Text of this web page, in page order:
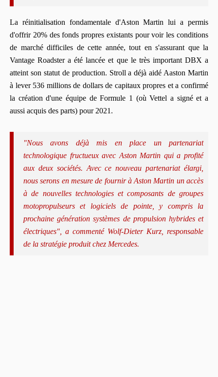
La réinitialisation fondamentale d'Aston Martin lui a permis
d'offrir 20% des fonds propres existants pour voir les conditions
de marché difficiles de cette année, tout en s'assurant que la
Vantage Roadster a été lancée et que le très important DBX a
atteint son statut de production. Stroll a déjà aidé Aaston Martin
à lever 536 millions de dollars de capitaux propres et a confirmé
la création d'une équipe de Formule 1 (où Vettel a signé et a
aussi acquis des parts) pour 2021.
"Nous avons déjà mis en place un partenariat
technologique fructueux avec Aston Martin qui a profité
aux deux sociétés. Avec ce nouveau partenariat élargi,
nous serons en mesure de fournir à Aston Martin un accès
à de nouvelles technologies et composants de groupes
motopropulseurs et logiciels de pointe, y compris la
prochaine génération systèmes de propulsion hybrides et
électriques", a commenté Wolf-Dieter Kurz, responsable
de la stratégie produit chez Mercedes.